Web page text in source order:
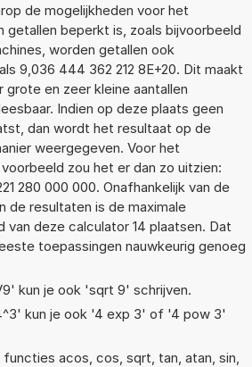
de mogelijkheden voor het
getallen beperkt is, zoals bijvoorbeeld
worden getallen ook
9,036 444 362 212 8E+20. Dit maakt
grote en zeer kleine aantallen
Indien op deze plaats geen
dan wordt het resultaat op de
weergegeven. Voor het
zou het er dan zo uitzien:
280 000 000. Onafhankelijk van de
de resultaten is de maximale
van deze calculator 14 plaatsen. Dat
toepassingen nauwkeurig genoeg
kun je ook 'sqrt 9' schrijven.
kun je ook '4 exp 3' of '4 pow 3'
acos, cos, sqrt, tan, atan, sin,